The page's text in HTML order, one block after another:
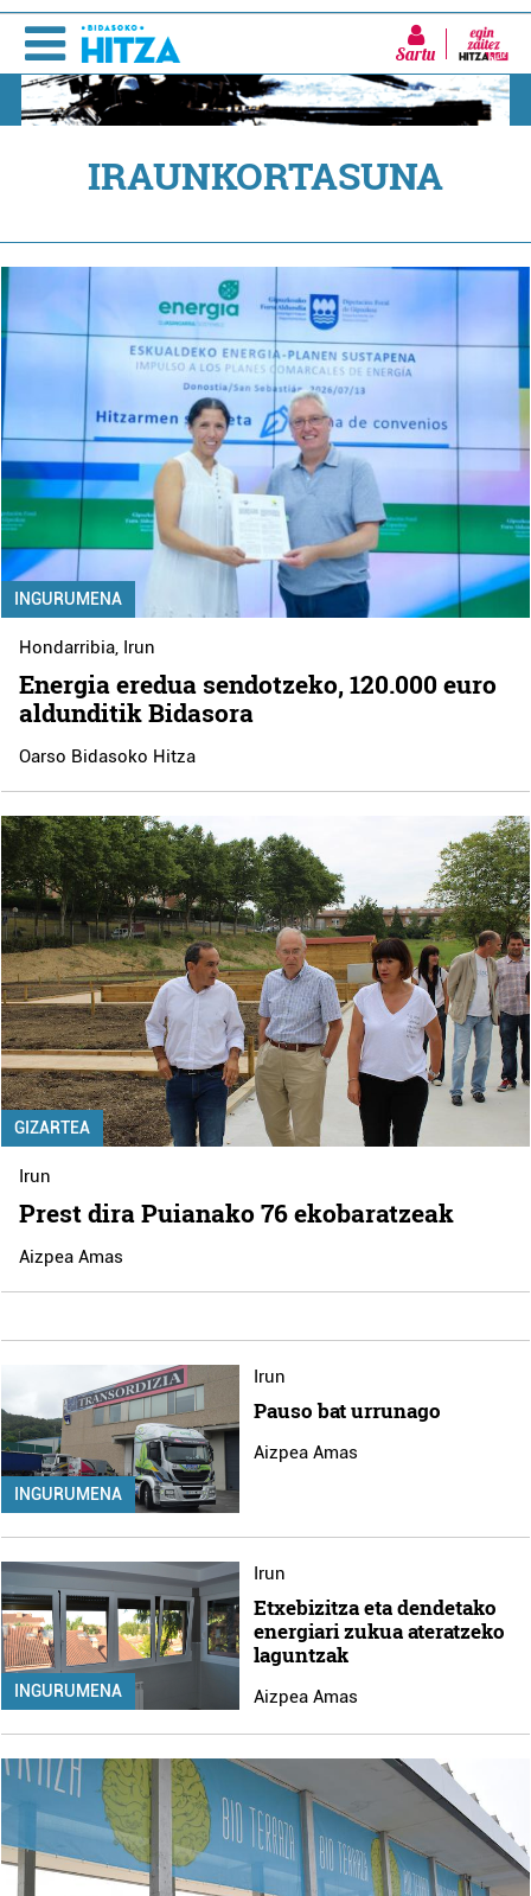
Sartu
IRAUNKORTASUNA
INGURUMENA
Hondarribia, Irun
Energia eredua sendotzeko, 120.000 euro
aldunditik Bidasora
Oarso Bidasoko Hitza
GIZARTEA
Irun
Prest dira Puianako 76 ekobaratzeak
Aizpea Amas
INGURUMENA
Irun
Pauso bat urrunago
Aizpea Amas
INGURUMENA
Irun
Etxebizitza eta dendetako
energiari zukua ateratzeko
laguntzak
Aizpea Amas